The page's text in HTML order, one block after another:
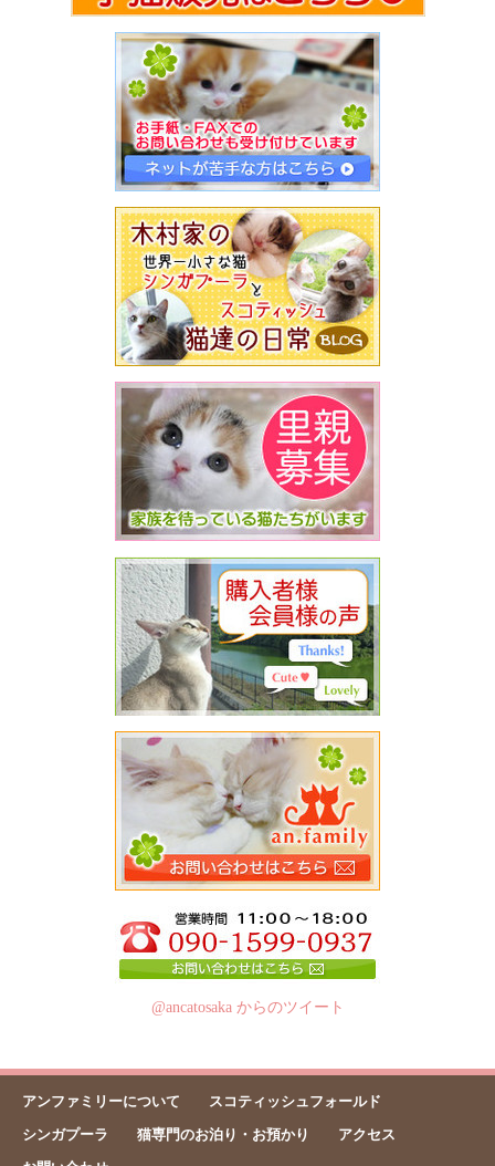
@ancatosaka からのツイート
アンファミリーについて
スコティッシュフォールド
シンガプーラ
猫専門のお泊り・お預かり
アクセス